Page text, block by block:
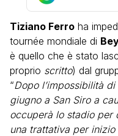
Tiziano Ferro ha
tournée mondiale di
è quello che è stato
proprio scritto) dal
“Dopo l’impossibilità
giugno a San Siro a
occuperà lo stadio per
una trattativa per inizio